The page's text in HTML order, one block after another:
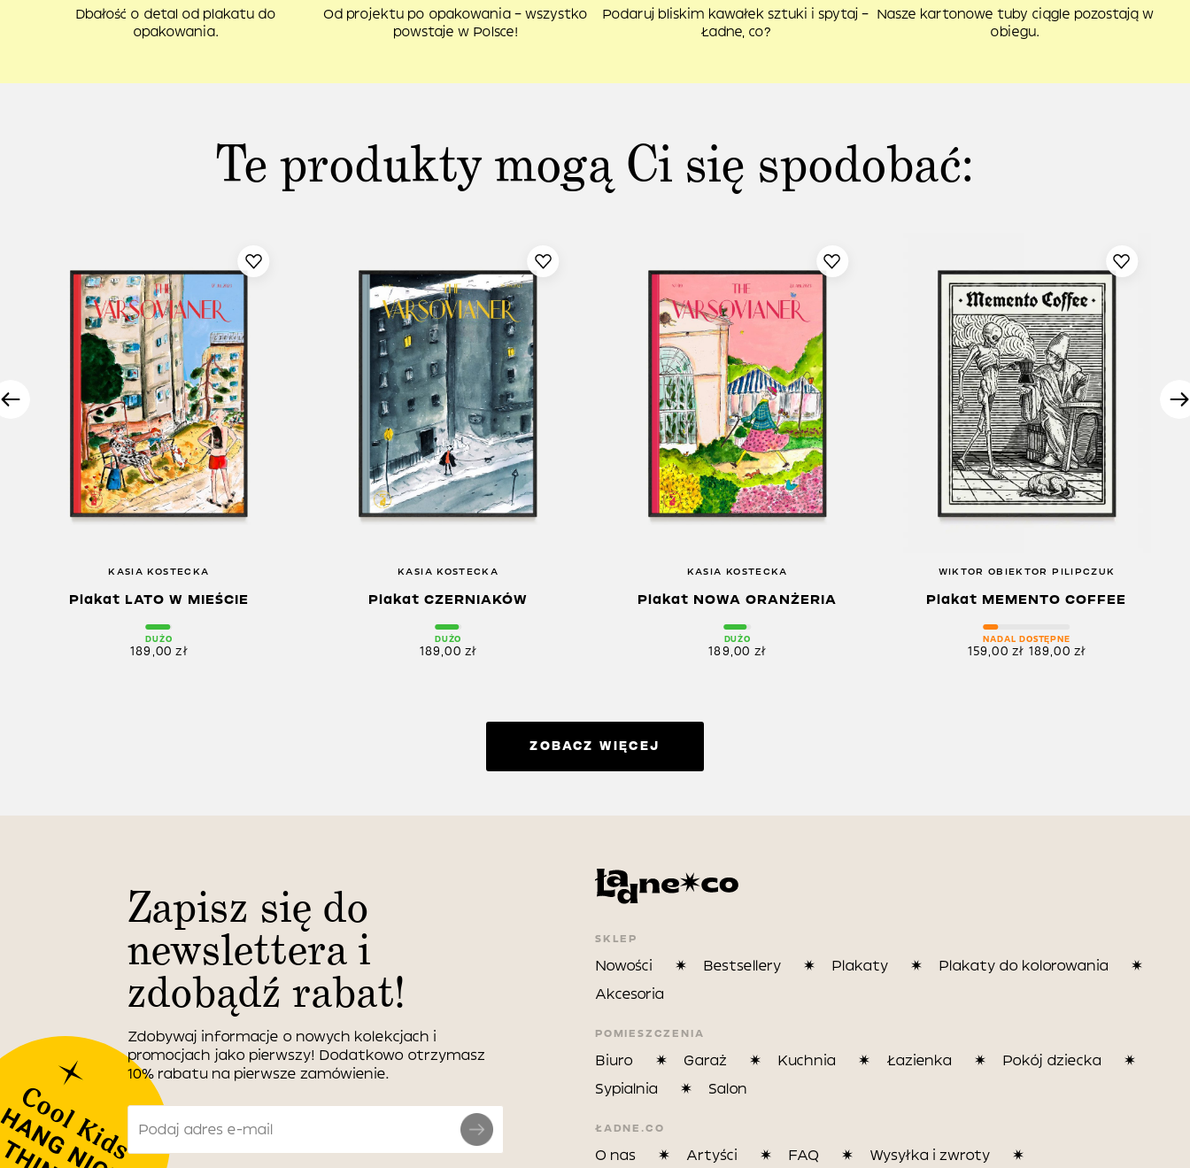
Dbałość o detal od plakatu do
opakowania.
Od projektu po opakowania – wszystko
powstaje w Polsce!
Podaruj bliskim kawałek sztuki i spytaj –
Ładne, co?
Nasze kartonowe tuby ciągle pozostają w
obiegu.
Te produkty mogą Ci się spodobać:
KASIA KOSTECKA
Plakat LATO W MIEŚCIE
DUŻO
189,00zł
KASIA KOSTECKA
Plakat CZERNIAKÓW
DUŻO
189,00zł
KASIA KOSTECKA
Plakat NOWA ORANŻERIA
DUŻO
189,00 zł
WIKTOR OBIEKTOR PILIPCZUK
Plakat MEMENTO COFFEE
NADAL DOSTĘPNE
159,00 zł 189,00 zł
ZOBACZ WIĘCEJ
Zapisz się do
newslettera i
zdobądź rabat!
Zdobywaj informacje o nowych kolekcjach i
promocjach jako pierwszy! Dodatkowo otrzymasz
10% rabatu na pierwsze zamówienie.
SKLEP
Nowości Bestsellery Plakaty
Plakaty do kolorowania
Akcesoria
POMIESZCZENIA
Biuro Garaż Kuchnia Łazienka
Pokój dziecka
Sypialnia
Salon
ŁADNE.CO
O nas Artyści FAQ Wysyłka i zwroty